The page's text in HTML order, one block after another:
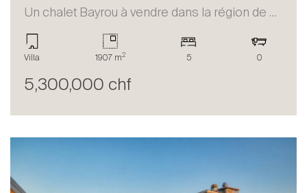
Un chalet Bayrou à vendre dans la région de Villars-sur-Ollon
Villa 1907 m2 5 0
5,300,000 chf